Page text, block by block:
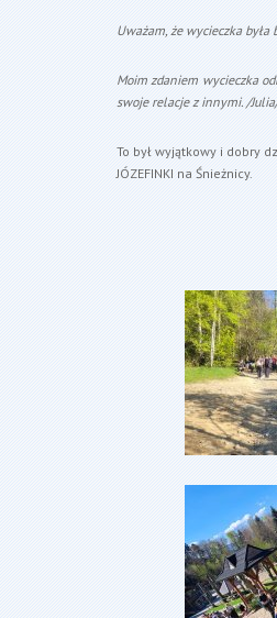
Uważam, że wycieczka była
Moim zdaniem wycieczka
swoje relacje z innymi. /
To był wyjątkowy i dobry
JÓZEFINKI na Śnieżnicy.